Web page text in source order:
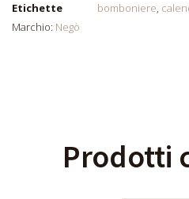
Etichette
bomboniere,
Marchio: Negò
Prodotti